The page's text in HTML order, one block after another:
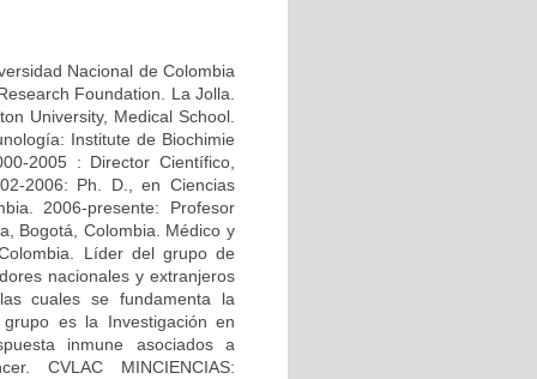
Nacional de Colombia
Foundation. La Jolla.
University, Medical School.
Institute de Biochimie
2005 : Director Científico,
2006: Ph. D., en Ciencias
2006-presente: Profesor
Bogotá, Colombia. Médico y
Líder del grupo de
nacionales y extranjeros
cuales se fundamenta la
es la Investigación en
inmune asociados a
CVLAC MINCIENCIAS: